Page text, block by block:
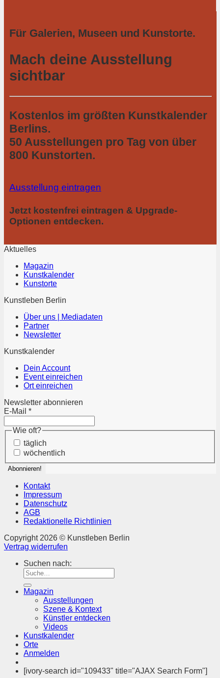
Für Galerien, Museen und Kunstorte.
Mach deine Ausstellung
sichtbar
Kostenlos im größten Kunstkalender
Berlins.
50 Ausstellungen pro Tag von über
800 Kunstorten.
Ausstellung eintragen
Jetzt kostenfrei eintragen & Upgrade-
Optionen entdecken.
Aktuelles
Magazin
Kunstkalender
Kunstorte
Kunstleben Berlin
Über uns | Mediadaten
Partner
Newsletter
Kunstkalender
Dein Account
Event einreichen
Ort einreichen
Newsletter abonnieren
E-Mail *
Wie oft?
täglich
wöchentlich
Kontakt
Impressum
Datenschutz
AGB
Redaktionelle Richtlinien
Copyright 2026 © Kunstleben Berlin
Vertrag widerrufen
Suchen nach:
Magazin
Ausstellungen
Szene & Kontext
Künstler entdecken
Videos
Kunstkalender
Orte
Anmelden
[ivory-search id="109433" title="AJAX Search Form"]